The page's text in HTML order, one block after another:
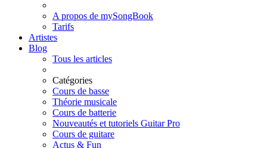
A propos de mySongBook
Tarifs
Artistes
Blog
Tous les articles
Catégories
Cours de basse
Théorie musicale
Cours de batterie
Nouveautés et tutoriels Guitar Pro
Cours de guitare
Actus & Fun